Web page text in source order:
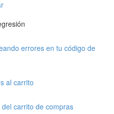
errores en tu código de
al carrito
carrito de compras